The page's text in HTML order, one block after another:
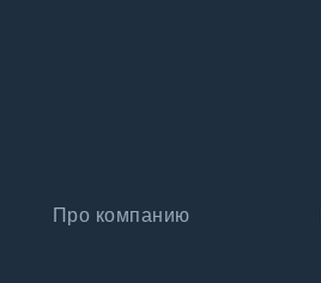
Про компанию